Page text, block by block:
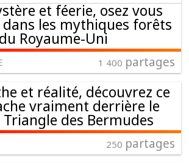
et féerie, osez vous
les mythiques forêts
du Royaume-Uni
1 400 partages
et réalité, découvrez ce
vraiment derrière le
des Bermudes
250 partages